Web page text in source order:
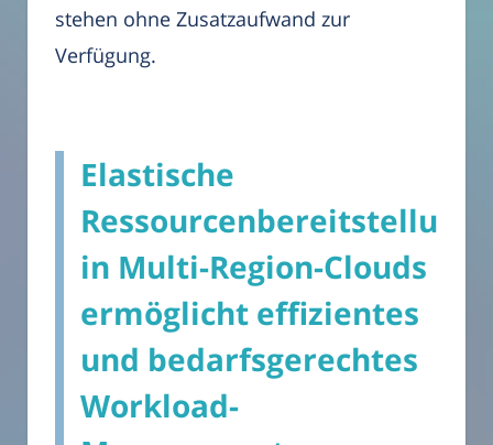
stehen ohne Zusatzaufwand zur
Verfügung.
Elastische
Ressourcenbereitstellung
in Multi-Region-Clouds
ermöglicht effizientes
und bedarfsgerechtes
Workload-